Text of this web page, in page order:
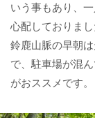
いう事もあり、
心配しておりま
鈴鹿山脈の早朝
で、駐車場が混
がおススメです。